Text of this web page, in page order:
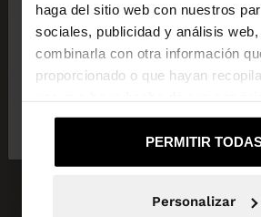
haga del sitio web con nuestros
sociales, publicidad y análisis
combinarla con otra información
proporcionado o que hayan
PERMITIR
Personalizar
Estás accediendo a la web de
la web de United States?